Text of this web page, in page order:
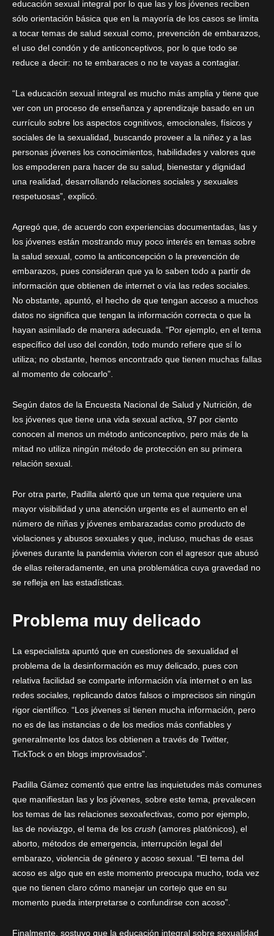
educación sexual integral por lo que las y los jóvenes reciben
sólo orientación básica que en la mayoría de los casos se limita
a tocar temas de salud sexual como, prevención de embarazos,
el uso del condón y de anticonceptivos, por lo que todo se
reduce a decir: no te embaraces o no te vayas a contagiar.
“La educación sexual integral es mucho más amplia y tiene que
ver con un proceso de enseñanza y aprendizaje basado en un
currículo sobre los aspectos cognitivos, emocionales, físicos y
sociales de la sexualidad, buscando proveer a la niñez y a las
personas jóvenes los conocimientos, habilidades y valores que
los empoderen para hacer de su salud, bienestar y dignidad
una realidad, desarrollando relaciones sociales y sexuales
respetuosas”, explicó.
Agregó que, de acuerdo con experiencias documentadas, las y
los jóvenes están mostrando muy poco interés en temas sobre
la salud sexual, como la anticoncepción o la prevención de
embarazos, pues consideran que ya lo saben todo a partir de
información que obtienen de internet o vía las redes sociales.
No obstante, apuntó, el hecho de que tengan acceso a muchos
datos no significa que tengan la información correcta o que la
hayan asimilado de manera adecuada. “Por ejemplo, en el tema
específico del uso del condón, todo mundo refiere que sí lo
utiliza; no obstante, hemos encontrado que tienen muchas fallas
al momento de colocarlo”.
Según datos de la Encuesta Nacional de Salud y Nutrición, de
los jóvenes que tiene una vida sexual activa, 97 por ciento
conocen al menos un método anticonceptivo, pero más de la
mitad no utiliza ningún método de protección en su primera
relación sexual.
Por otra parte, Padilla alertó que un tema que requiere una
mayor visibilidad y una atención urgente es el aumento en el
número de niñas y jóvenes embarazadas como producto de
violaciones y abusos sexuales y que, incluso, muchas de esas
jóvenes durante la pandemia vivieron con el agresor que abusó
de ellas reiteradamente, en una problemática cuya gravedad no
se refleja en las estadísticas.
Problema muy delicado
La especialista apuntó que en cuestiones de sexualidad el
problema de la desinformación es muy delicado, pues con
relativa facilidad se comparte información vía internet o en las
redes sociales, replicando datos falsos o imprecisos sin ningún
rigor científico. “Los jóvenes sí tienen mucha información, pero
no es de las instancias o de los medios más confiables y
generalmente los datos los obtienen a través de Twitter,
TickTock o en blogs improvisados”.
Padilla Gámez comentó que entre las inquietudes más comunes
que manifiestan las y los jóvenes, sobre este tema, prevalecen
los temas de las relaciones sexoafectivas, como por ejemplo,
las de noviazgo, el tema de los crush (amores platónicos), el
aborto, métodos de emergencia, interrupción legal del
embarazo, violencia de género y acoso sexual. “El tema del
acoso es algo que en este momento preocupa mucho, toda vez
que no tienen claro cómo manejar un cortejo que en su
momento pueda interpretarse o confundirse con acoso”.
Finalmente, sostuvo que la educación integral sobre sexualidad